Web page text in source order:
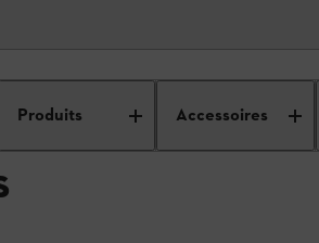
Produits Accessoires